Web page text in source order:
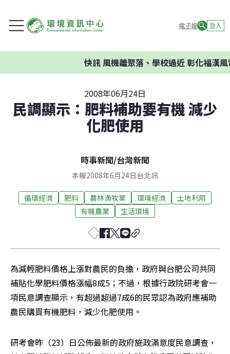
電子報 登入
快訊風機離聚落、學校過近 彰化福漢風
2008年06月24日
民調顯示：肥料補助要有機 減少
化肥使用
時事新聞/台灣新聞
本報2008年6月24日台北訊
循環經濟 肥料 農林漁牧業 環境經濟
土地利用
有機農業
生活環境
為減輕肥料價格上漲對農民的負擔，政府與台肥公司共同
補貼化學肥料價格漲幅8成5；不過，根據行政院研考會一
項民意調查顯示，有超過超過7成6的民眾認為政府應補助
農民購買有機肥料，減少化肥使用。
研考會昨（23）日公佈最新的政府施政滿意度民意調查，